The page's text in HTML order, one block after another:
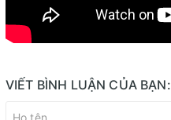
VIẾT BÌNH LUẬN CỦA BẠN: